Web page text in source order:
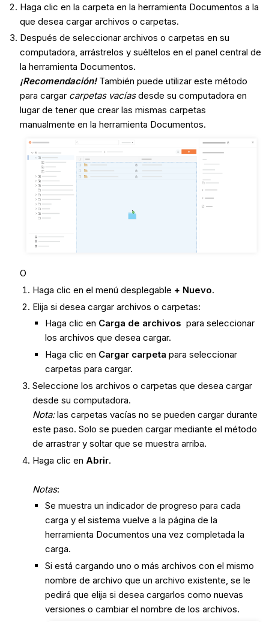
Haga clic en la carpeta en la herramienta Documentos a la
que desea cargar archivos o carpetas.
Después de seleccionar archivos o carpetas en su
computadora, arrástrelos y suéltelos en el panel central de
la herramienta Documentos.
¡Recomendación!También puede utilizar este método
para cargar carpetas vacíasdesde su computadora en
lugar de tener que crear las mismas carpetas
manualmente en la herramienta Documentos.
O
Haga clic en el menú desplegable + Nuevo.
Elija si desea cargar archivos o carpetas:
Haga clic en Carga de archivos para seleccionar
los archivos que desea cargar.
Haga clic en Cargar carpeta para seleccionar
carpetas para cargar.
Seleccione los archivos o carpetas que desea cargar
desde su computadora.
Nota:las carpetas vacías no se pueden cargar durante
este paso. Solo se pueden cargar mediante el método
de arrastrar y soltar que se muestra arriba.
Haga clic en Abrir.
Notas:
Se muestra un indicador de progreso para cada
carga y el sistema vuelve a la página de la
herramienta Documentos una vez completada la
carga.
Si está cargando uno o más archivos con el mismo
nombre de archivo que un archivo existente, se le
pedirá que elija si desea cargarlos como nuevas
versiones o cambiar el nombre de los archivos.